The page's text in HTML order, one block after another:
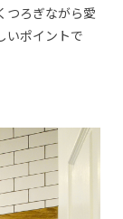
つろぎながら愛
いポイントで